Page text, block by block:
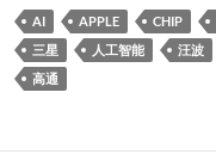
AI APPLE CHIP
三星
人工智能 汪波
高通